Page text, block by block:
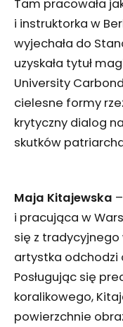
Tam pracowała
i instruktorka w
wyjechała do
uzyskała tytuł
University
cielesne formy
krytyczny dialog
skutków
Maja Kitajewska
i pracująca w
się z
artystka odchodzi
Posługując się
koralikowego,
powierzchnie